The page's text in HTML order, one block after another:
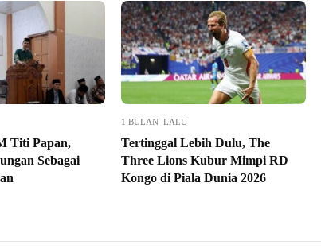
Titi Papan,
Sebagai
1 BULAN LALU
Tertinggal Lebih Dulu, The
Three Lions Kubur Mimpi RD
Kongo di Piala Dunia 2026